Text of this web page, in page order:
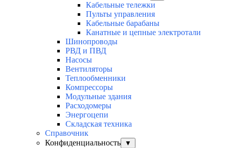
Кабельные тележки
Пульты управления
Кабельные барабаны
Канатные и цепные электротали
Шинопроводы
РВД и ПВД
Насосы
Вентиляторы
Теплообменники
Компрессоры
Модульные здания
Расходомеры
Энергоцепи
Складская техника
Справочник
Конфиденциальность
▼